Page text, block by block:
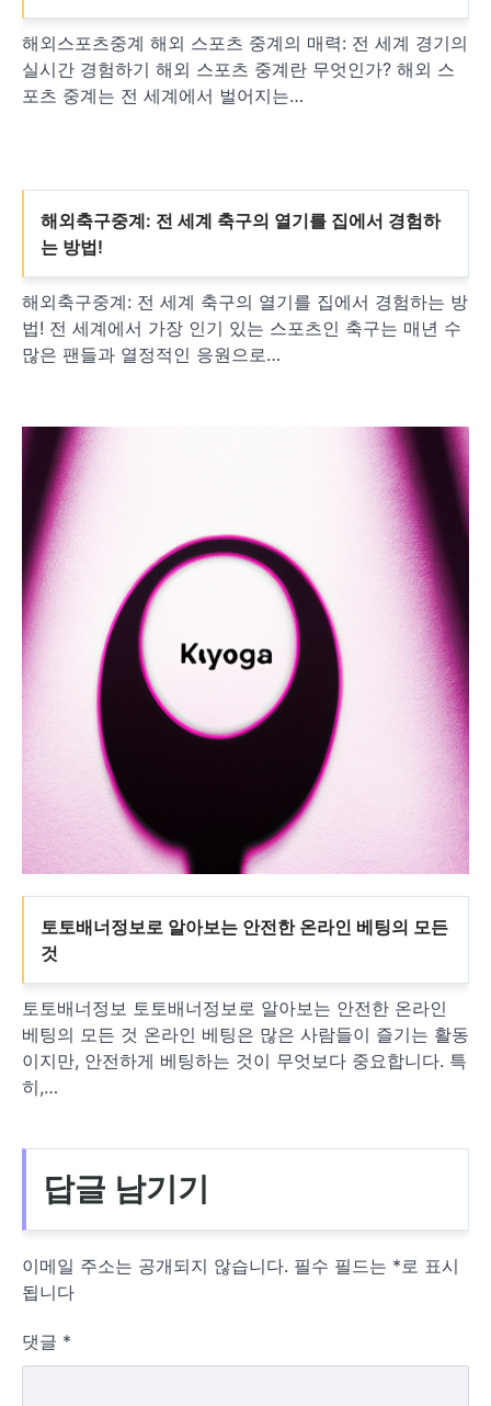
해외스포츠중계 해외 스포츠 중계의 매력: 전 세계 경기의
실시간 경험하기 해외 스포츠 중계란 무엇인가? 해외 스
포츠 중계는 전 세계에서 벌어지는…
해외축구중계: 전 세계 축구의 열기를 집에서 경험하
는 방법!
해외축구중계: 전 세계 축구의 열기를 집에서 경험하는 방
법! 전 세계에서 가장 인기 있는 스포츠인 축구는 매년 수
많은 팬들과 열정적인 응원으로…
토토배너정보로 알아보는 안전한 온라인 베팅의 모든
것
토토배너정보 토토배너정보로 알아보는 안전한 온라인
베팅의 모든 것 온라인 베팅은 많은 사람들이 즐기는 활동
이지만, 안전하게 베팅하는 것이 무엇보다 중요합니다. 특
히,…
답글 남기기
이메일 주소는 공개되지 않습니다. 필수 필드는 * 로 표시
됩니다
댓글 *